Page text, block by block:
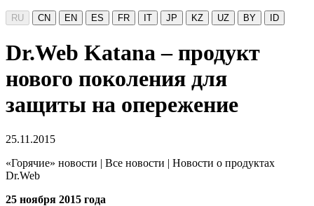
RU CN EN ES FR IT JP KZ UZ BY ID
Dr.Web Katana – продукт
нового поколения для
защиты на опережение
25.11.2015
«Горячие» новости | Все новости | Новости о продуктах
Dr.Web
25 ноября 2015 года